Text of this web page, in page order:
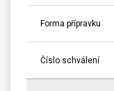
Forma přípravku
Číslo schválení